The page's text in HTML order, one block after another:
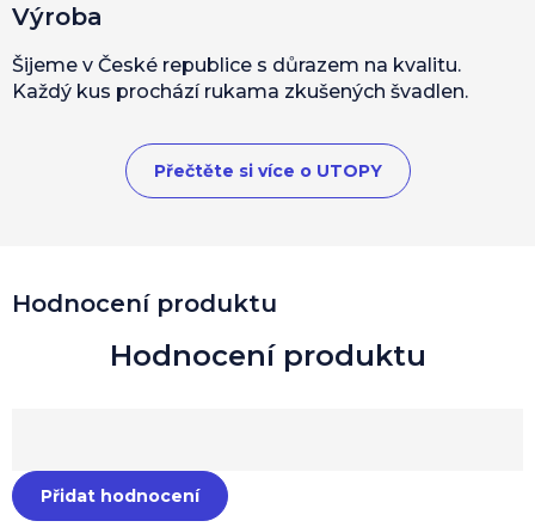
Hodnocení produktu
Přidat hodnocení
Výroba
Šijeme v České republice s důrazem na kvalitu.
Každý kus prochází rukama zkušených švadlen.
Přečtěte si více o UTOPY